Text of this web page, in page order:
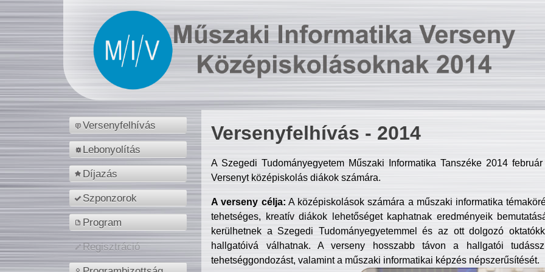
Versenyfelhívás
Lebonyolítás
Díjazás
Szponzorok
Program
Regisztráció
Versenyfelhívás - 2014
A Szegedi Tudományegyetem Műszaki Informatika Tanszéke 2014
Versenyt középiskolás diákok számára.
A verseny célja: A középiskolások számára a műszaki informatika
tehetséges, kreatív diákok lehetőséget kaphatnak eredményeik
kerülhetnek a Szegedi Tudományegyetemmel és az ott dolgozó
hallgatóivá válhatnak. A verseny hosszabb távon a hallgatói
tehetséggondozást, valamint a műszaki informatikai képzés népszerűsítését.